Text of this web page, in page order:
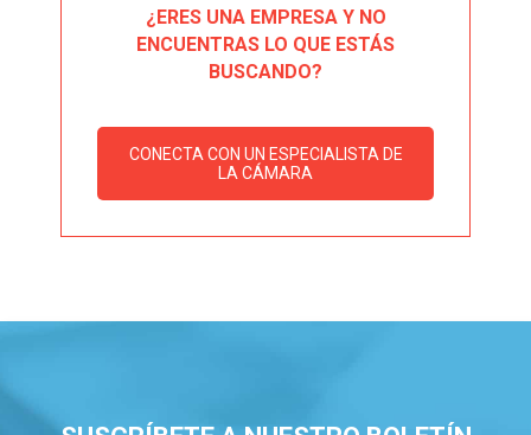
¿ERES UNA EMPRESA Y NO
ENCUENTRAS LO QUE ESTÁS
BUSCANDO?
CONECTA CON UN ESPECIALISTA DE
LA CÁMARA